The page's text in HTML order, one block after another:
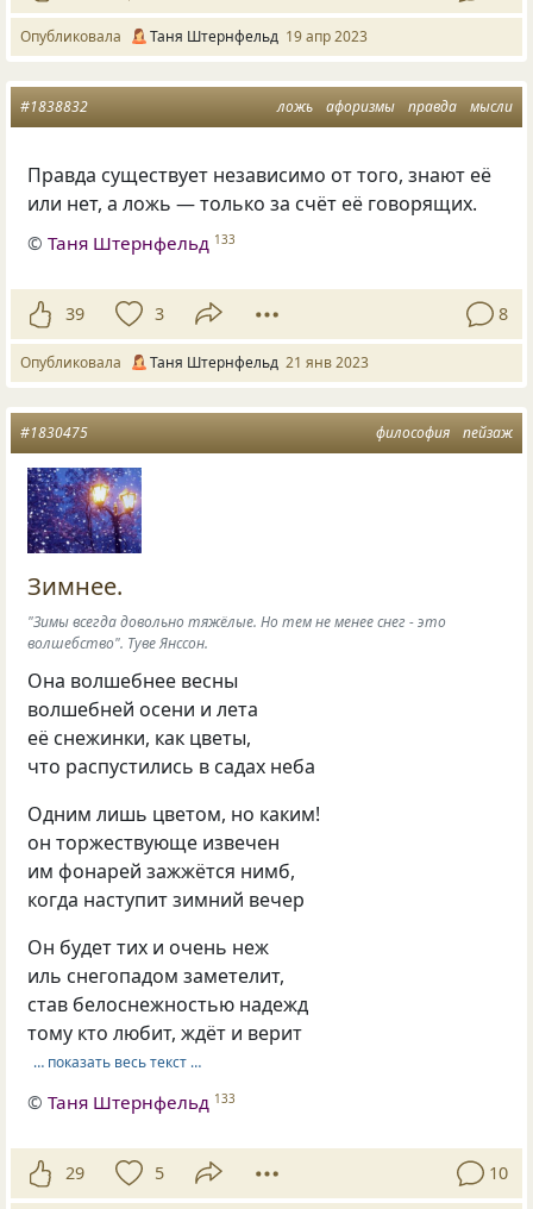
Опубликовала Таня Штернфельд 19 апр 2023
ложь афоризмы правда мысли
#1838832
Правда существует независимо от того, знают её
или нет, а ложь — только за счёт её говорящих.
©Таня Штернфельд 133
39 3 8
Опубликовала Таня Штернфельд 21 янв 2023
философия пейзаж
#1830475
Зимнее.
"Зимы всегда довольно тяжёлые. Но тем не менее снег - это
волшебство". Туве Янссон.
Она волшебнее весны
волшебней осени и лета
её снежинки, как цветы,
что распустились в садах неба
Одним лишь цветом, но каким!
он торжествующе извечен
им фонарей зажжётся нимб,
когда наступит зимний вечер
Он будет тих и очень неж
иль снегопадом заметелит,
став белоснежностью надежд
тому кто любит, ждёт и верит
… показать весь текст …
©Таня Штернфельд 133
29 5 10